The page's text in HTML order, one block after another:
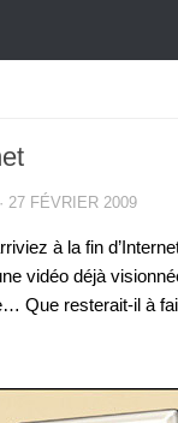
· 27 FÉVRIER 2009
à la fin
vidéo déjà
Que resterait-il à